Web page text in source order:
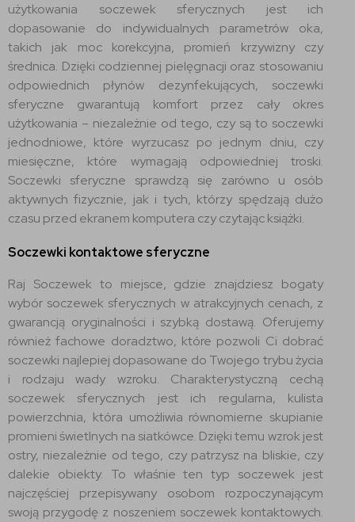
użytkowania soczewek sferycznych jest ich
dopasowanie do indywidualnych parametrów oka,
takich jak moc korekcyjna, promień krzywizny czy
średnica. Dzięki codziennej pielęgnacji oraz stosowaniu
odpowiednich płynów dezynfekujących, soczewki
sferyczne gwarantują komfort przez cały okres
użytkowania – niezależnie od tego, czy są to soczewki
jednodniowe, które wyrzucasz po jednym dniu, czy
miesięczne, które wymagają odpowiedniej troski.
Soczewki sferyczne sprawdzą się zarówno u osób
aktywnych fizycznie, jak i tych, którzy spędzają dużo
czasu przed ekranem komputera czy czytając książki.
Soczewki kontaktowe sferyczne
Raj Soczewek to miejsce, gdzie znajdziesz bogaty
wybór soczewek sferycznych w atrakcyjnych cenach, z
gwarancją oryginalności i szybką dostawą. Oferujemy
również fachowe doradztwo, które pozwoli Ci dobrać
soczewki najlepiej dopasowane do Twojego trybu życia
i rodzaju wady wzroku. Charakterystyczną cechą
soczewek sferycznych jest ich regularna, kulista
powierzchnia, która umożliwia równomierne skupianie
promieni świetlnych na siatkówce. Dzięki temu wzrok jest
ostry, niezależnie od tego, czy patrzysz na bliskie, czy
dalekie obiekty. To właśnie ten typ soczewek jest
najczęściej przepisywany osobom rozpoczynającym
swoją przygodę z noszeniem soczewek kontaktowych.